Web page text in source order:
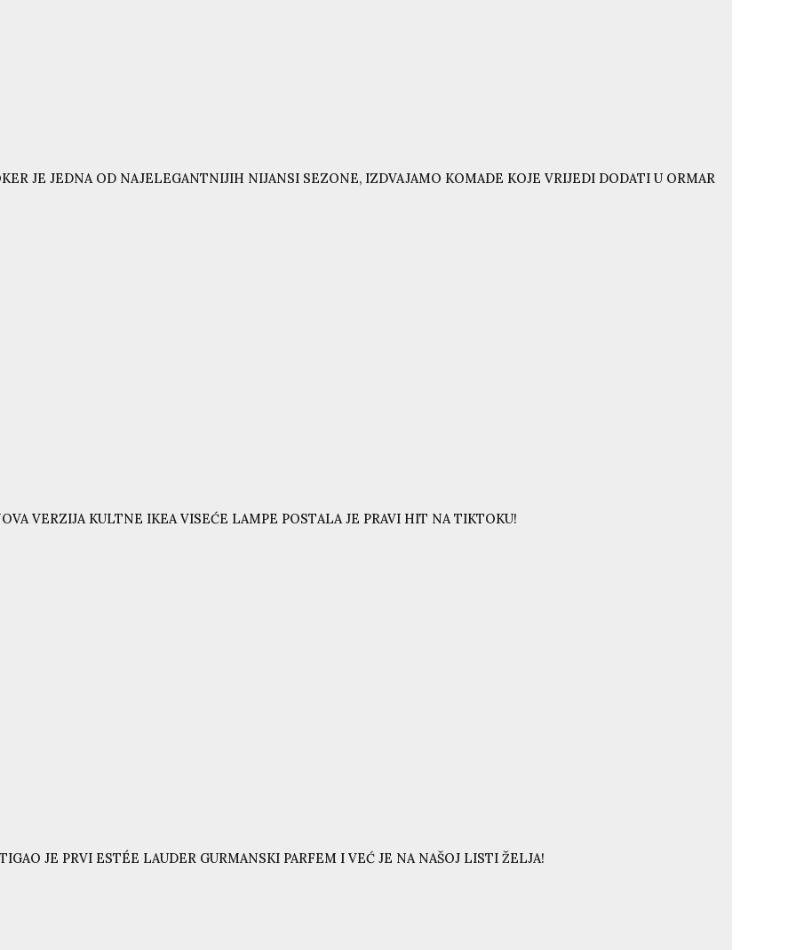
JE JEDNA OD NAJELEGANTNIJIH NIJANSI SEZONE, IZDVAJAMO KOMADE KOJE VRIJEDI DODATI U ORMAR
VERZIJA KULTNE IKEA VISEĆE LAMPE POSTALA JE PRAVI HIT NA TIKTOKU!
JE PRVI ESTÉE LAUDER GURMANSKI PARFEM I VEĆ JE NA NAŠOJ LISTI ŽELJA!